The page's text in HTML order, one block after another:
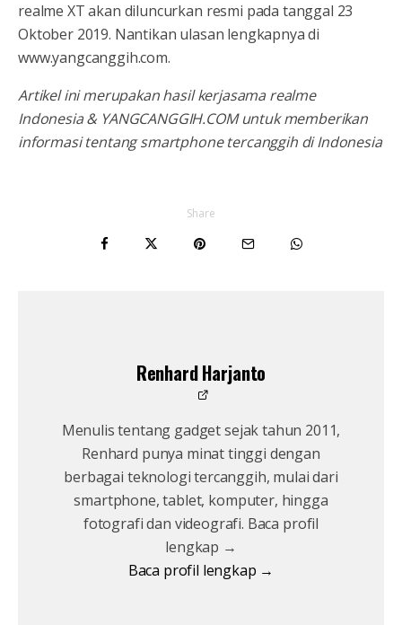
realme XT akan diluncurkan resmi pada tanggal 23
Oktober 2019. Nantikan ulasan lengkapnya di
www.yangcanggih.com.
Artikel ini merupakan hasil kerjasama realme
Indonesia & YANGCANGGIH.COM untuk memberikan
informasi tentang smartphone tercanggih di Indonesia
Share
Renhard Harjanto
Menulis tentang gadget sejak tahun 2011,
Renhard punya minat tinggi dengan
berbagai teknologi tercanggih, mulai dari
smartphone, tablet, komputer, hingga
fotografi dan videografi. Baca profil
lengkap →
Baca profil lengkap →